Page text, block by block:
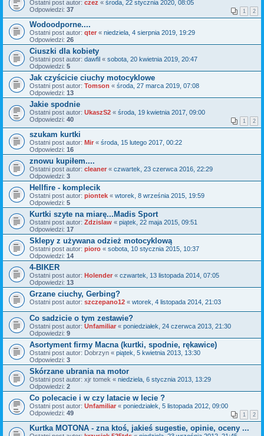
Ostatni post autor: czez « środa, 22 stycznia 2020, 08:05
Odpowiedzi: 37 1 2
Wodoodporne....
Ostatni post autor: qter « niedziela, 4 sierpnia 2019, 19:29
Odpowiedzi: 26
Ciuszki dla kobiety
Ostatni post autor: dawfil « sobota, 20 kwietnia 2019, 20:47
Odpowiedzi: 5
Jak czyścicie ciuchy motocyklowe
Ostatni post autor: Tomson « środa, 27 marca 2019, 07:08
Odpowiedzi: 13
Jakie spodnie
Ostatni post autor: UkaszS2 « środa, 19 kwietnia 2017, 09:00
Odpowiedzi: 40 1 2
szukam kurtki
Ostatni post autor: Mir « środa, 15 lutego 2017, 00:22
Odpowiedzi: 16
znowu kupiłem....
Ostatni post autor: cleaner « czwartek, 23 czerwca 2016, 22:29
Odpowiedzi: 3
Hellfire - komplecik
Ostatni post autor: piontek « wtorek, 8 września 2015, 19:59
Odpowiedzi: 5
Kurtki szyte na miarę...Madis Sport
Ostatni post autor: Zdzislaw « piątek, 22 maja 2015, 09:51
Odpowiedzi: 17
Sklepy z używana odzież motocyklową
Ostatni post autor: pioro « sobota, 10 stycznia 2015, 10:37
Odpowiedzi: 14
4-BIKER
Ostatni post autor: Holender « czwartek, 13 listopada 2014, 07:05
Odpowiedzi: 13
Grzane ciuchy, Gerbing?
Ostatni post autor: szczepano12 « wtorek, 4 listopada 2014, 21:03
Co sadzicie o tym zestawie?
Ostatni post autor: Unfamiliar « poniedziałek, 24 czerwca 2013, 21:30
Odpowiedzi: 9
Asortyment firmy Macna (kurtki, spodnie, rękawice)
Ostatni post autor: Dobrzyn « piątek, 5 kwietnia 2013, 13:30
Odpowiedzi: 3
Skórzane ubrania na motor
Ostatni post autor: xjr tomek « niedziela, 6 stycznia 2013, 13:29
Odpowiedzi: 2
Co polecacie i w czy latacie w lecie ?
Ostatni post autor: Unfamiliar « poniedziałek, 5 listopada 2012, 09:00
Odpowiedzi: 49 1 2
Kurtka MOTONA - zna ktoś, jakieś sugestie, opinie, oceny ...